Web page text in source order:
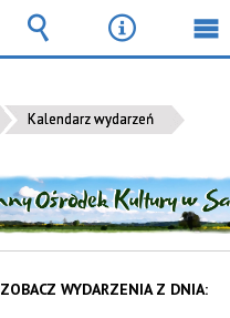
Kalendarz wydarzeń
ZOBACZ WYDARZENIA Z DNIA:
Wyszukiwarka
Narzędzia